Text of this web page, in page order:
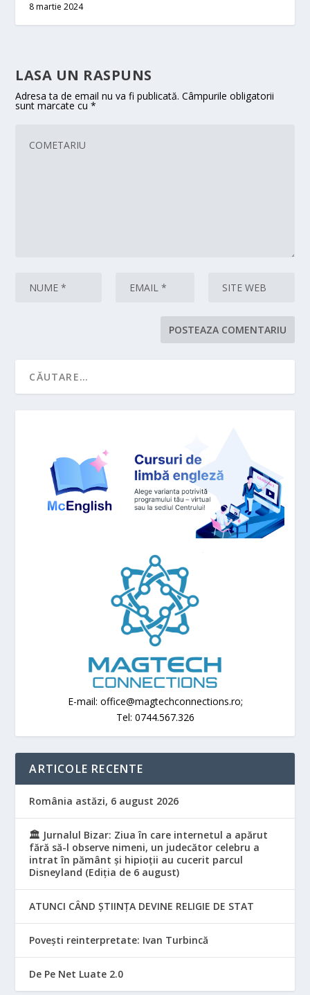
8 martie 2024
LASA UN RASPUNS
Adresa ta de email nu va fi publicată. Câmpurile obligatorii
sunt marcate cu*
E-mail: office@magtechconnections.ro;
Tel: 0744.567.326
ARTICOLE RECENTE
România astăzi, 6 august 2026
🏛️ Jurnalul Bizar: Ziua în care internetul a apărut
fără să-l observe nimeni, un judecător celebru a
intrat în pământ și hipioții au cucerit parcul
Disneyland (Ediția de 6 august)
ATUNCI CÂND ȘTIINȚA DEVINE RELIGIE DE STAT
Povești reinterpretate: Ivan Turbincă
De Pe Net Luate 2.0